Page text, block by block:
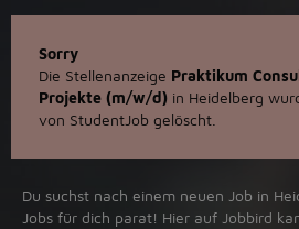
Sorry
Die Stellenanzeige Praktikum
Projekte (m/w/d) in Heidelberg
von StudentJob gelöscht.
Du suchst nach einem neuen Job in
Jobs für dich parat! Hier auf Jobbird